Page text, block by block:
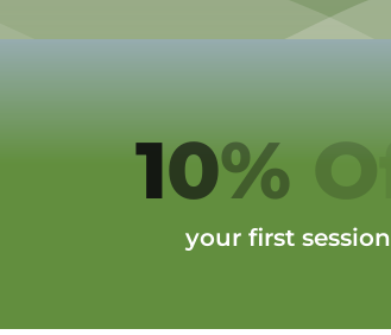
your first session